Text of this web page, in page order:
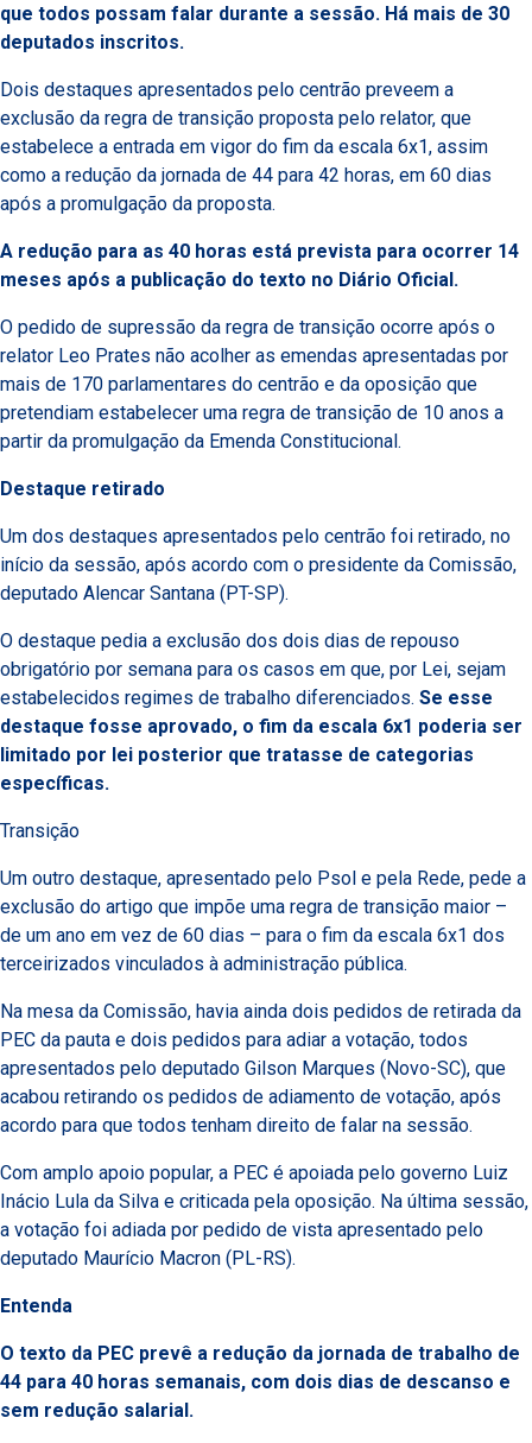
que todos possam falar durante a sessão. Há mais de 30
deputados inscritos.
Dois destaques apresentados pelo centrão preveem a
exclusão da regra de transição proposta pelo relator, que
estabelece a entrada em vigor do fim da escala 6x1, assim
como a redução da jornada de 44 para 42 horas, em 60 dias
após a promulgação da proposta.
A redução para as 40 horas está prevista para ocorrer 14
meses após a publicação do texto no Diário Oficial.
O pedido de supressão da regra de transição ocorre após o
relator Leo Prates não acolher as emendas apresentadas por
mais de 170 parlamentares do centrão e da oposição que
pretendiam estabelecer uma regra de transição de 10 anos a
partir da promulgação da Emenda Constitucional.
Destaque retirado
Um dos destaques apresentados pelo centrão foi retirado, no
início da sessão, após acordo com o presidente da Comissão,
deputado Alencar Santana (PT-SP).
O destaque pedia a exclusão dos dois dias de repouso
obrigatório por semana para os casos em que, por Lei, sejam
estabelecidos regimes de trabalho diferenciados. Se esse
destaque fosse aprovado, o fim da escala 6x1 poderia ser
limitado por lei posterior que tratasse de categorias
específicas.
Transição
Um outro destaque, apresentado pelo Psol e pela Rede, pede a
exclusão do artigo que impõe uma regra de transição maior –
de um ano em vez de 60 dias – para o fim da escala 6x1 dos
terceirizados vinculados à administração pública.
Na mesa da Comissão, havia ainda dois pedidos de retirada da
PEC da pauta e dois pedidos para adiar a votação, todos
apresentados pelo deputado Gilson Marques (Novo-SC), que
acabou retirando os pedidos de adiamento de votação, após
acordo para que todos tenham direito de falar na sessão.
Com amplo apoio popular, a PEC é apoiada pelo governo Luiz
Inácio Lula da Silva e criticada pela oposição. Na última sessão,
a votação foi adiada por pedido de vista apresentado pelo
deputado Maurício Macron (PL-RS).
Entenda
O texto da PEC prevê a redução da jornada de trabalho de
44 para 40 horas semanais, com dois dias de descanso e
sem redução salarial.